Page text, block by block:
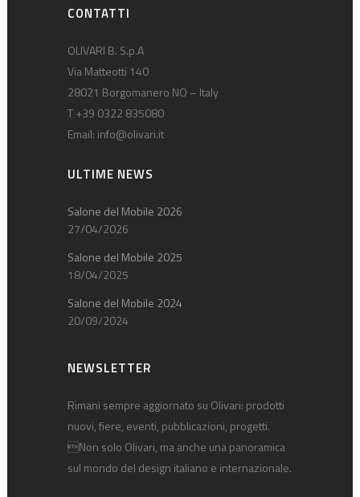
CONTATTI
OLIVARI B. S.p.A
Via Matteotti 140
28021 Borgomanero NO – Italy
T +39 0322 835080
Email: info@olivari.it
ULTIME NEWS
Salone del Mobile 2026
27/04/2026
Salone del Mobile 2025
18/04/2025
Salone del Mobile 2024
20/09/2024
NEWSLETTER
Rimani sempre aggiornato su Olivari: prodotti
nuovi, fiere, eventi, pubblicazioni, progetti.
Non solo Olivari, ma anche una panoramica
sul mondo del design italiano e internazionale.